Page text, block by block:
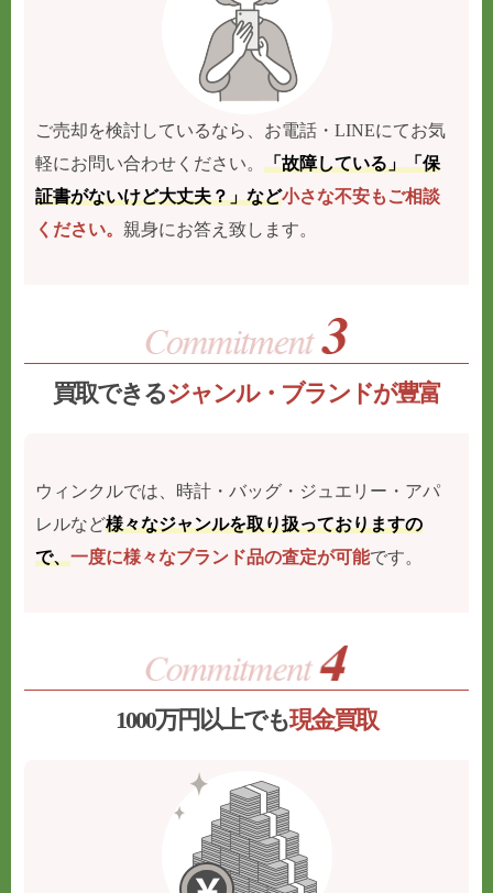
ご売却を検討しているなら、お電話・LINEにてお気
軽にお問い合わせください。「故障している」「保
証書がないけど大丈夫？」など小さな不安もご相談
ください。親身にお答え致します。
買取できるジャンル・ブランドが豊富
ウィンクルでは、時計・バッグ・ジュエリー・アパ
レルなど様々なジャンルを取り扱っておりますの
で、一度に様々なブランド品の査定が可能です。
1000万円以上でも現金買取